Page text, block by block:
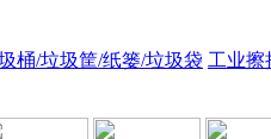
桶/垃圾筐/纸篓/垃圾袋 工业擦